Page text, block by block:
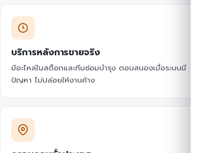
บริการหลังการขายจริง
มีอะไหล่ในสต็อกและทีมซ่อมบำรุง ตอบสนองเมื่อระบบมี
ปัญหา ไม่ปล่อยให้งานค้าง